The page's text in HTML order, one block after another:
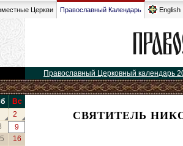
Церкви Православный Календарь English
Православный Церковный календарь
Вс
2
9
16
СВЯТИТЕЛЬ